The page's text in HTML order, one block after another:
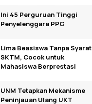
Ini 45 Perguruan Tinggi
Penyelenggara PPG
Lima Beasiswa Tanpa Syarat
SKTM, Cocok untuk
Mahasiswa Berprestasi
UNM Tetapkan Mekanisme
Peninjauan Ulang UKT